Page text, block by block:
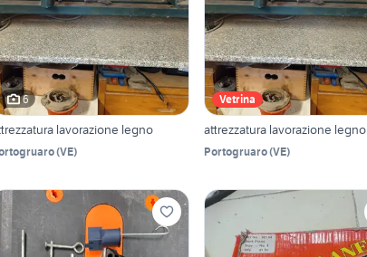
6
lavorazione legno
(VE)
Vetrina
attrezzatura lavorazione legno
Portogruaro(VE)